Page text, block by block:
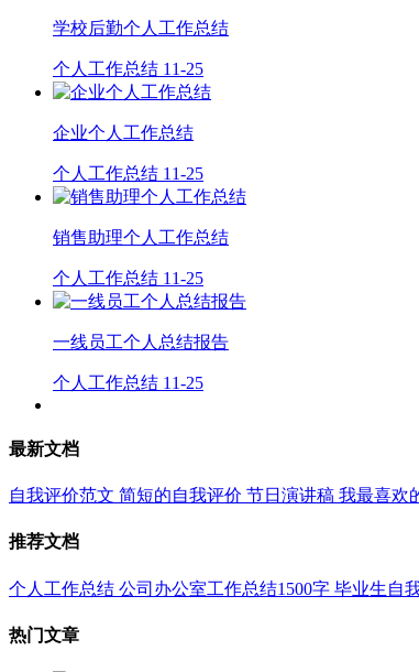
学校后勤个人工作总结
个人工作总结 11-25
企业个人工作总结
个人工作总结 11-25
销售助理个人工作总结
个人工作总结 11-25
一线员工个人总结报告
个人工作总结 11-25
最新文档
自我评价范文 简短的自我评价 节日演讲稿 我最喜欢
推荐文档
个人工作总结 公司办公室工作总结1500字 毕业生自
热门文章